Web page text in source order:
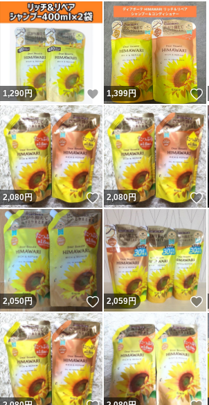
1,290円 いいね！
1,399円
2,080円 いいね！
2,080円
2,050円 いいね！
2,059円